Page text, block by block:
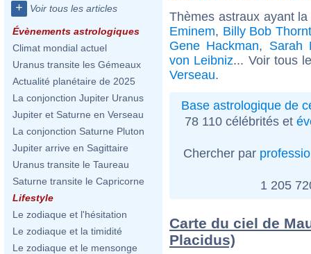
+ Voir tous les articles
Évènements astrologiques
Climat mondial actuel
Uranus transite les Gémeaux
Actualité planétaire de 2025
La conjonction Jupiter Uranus
Jupiter et Saturne en Verseau
La conjonction Saturne Pluton
Jupiter arrive en Sagittaire
Uranus transite le Taureau
Saturne transite le Capricorne
Lifestyle
Le zodiaque et l'hésitation
Le zodiaque et la timidité
Le zodiaque et le mensonge
Thèmes astraux ayant
Eminem, Billy Bob
Gene Hackman, Sarah
von Leibniz... Voir tous
Verseau.
Base astrologique de
78 110 célébrités et
Chercher par
1 205
Carte du ciel de
Placidus)